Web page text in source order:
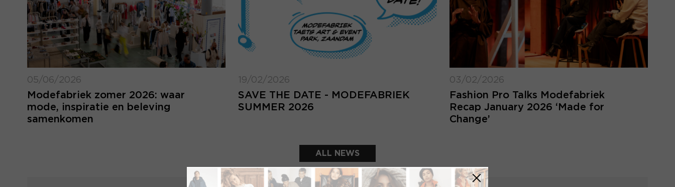
05/06/2026
Modefabriek zomer 2026: waar
mode, inspiratie en beleving
samenkomen
19/02/2026
SAVE THE DATE - MODEFABRIEK
SUMMER 2026
03/02/2026
Fashion Pro Talks Modefabriek
Recap January 2026 ‘Made for
Change’
ALL NEWS